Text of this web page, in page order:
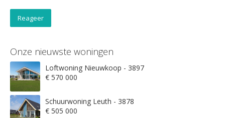
Onze nieuwste woningen
Loftwoning Nieuwkoop - 3897
€ 570 000
Schuurwoning Leuth - 3878
€ 505 000